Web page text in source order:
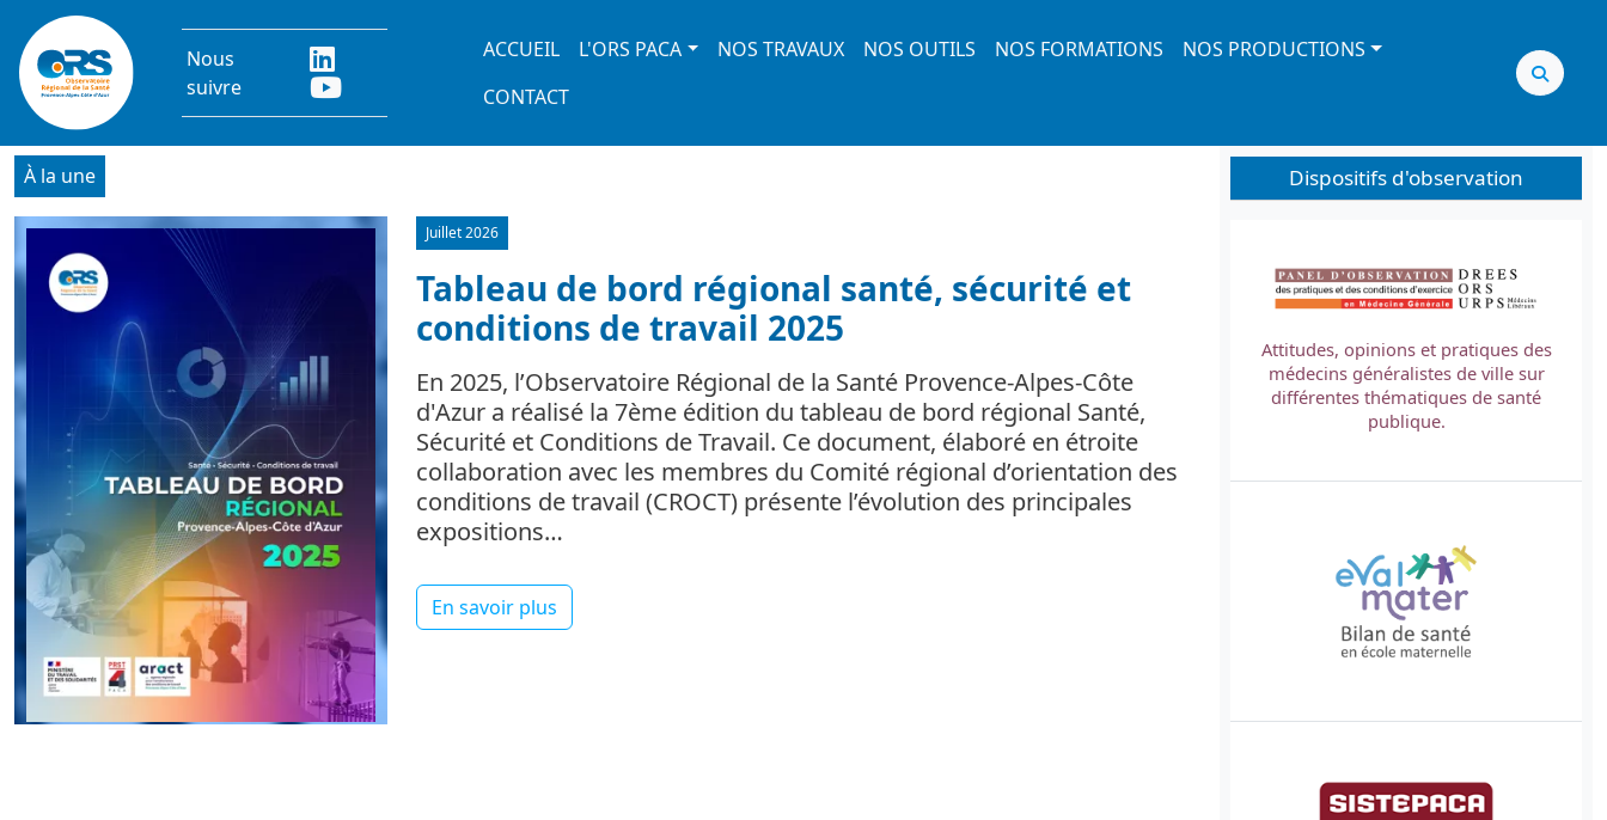
Aller au contenu principal
Nous
suivre
Main navigation
ACCUEIL L'ORS PACA NOS TRAVAUX NOS OUTILS NOS FORMATIONS
NOS PRODUCTIONS
CONTACT
À la une
Juillet 2026
Tableau de bord régional santé, sécurité et
conditions de travail 2025
En 2025, l’Observatoire Régional de la Santé Provence-Alpes-Côte
d'Azur a réalisé la 7ème édition du tableau de bord régional Santé,
Sécurité et Conditions de Travail. Ce document, élaboré en étroite
collaboration avec les membres du Comité régional d’orientation des
conditions de travail (CROCT) présente l’évolution des principales
expositions…
En savoir plus
Dispositifs d'observation
Attitudes, opinions et pratiques des
médecins généralistes de ville sur
différentes thématiques de santé
publique.